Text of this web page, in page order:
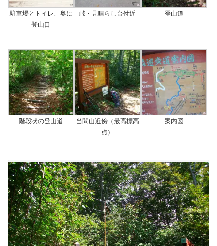
駐車場とトイレ、奥に
登山口
峠・見晴らし台付近 登山道
階段状の登山道
当間山近傍（最高標高
点）
案内図